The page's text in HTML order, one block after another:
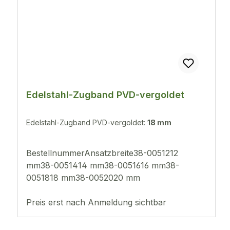
Edelstahl-Zugband PVD-vergoldet
Edelstahl-Zugband PVD-vergoldet: 18 mm
BestellnummerAnsatzbreite38-0051212
mm38-0051414 mm38-0051616 mm38-
0051818 mm38-0052020 mm
Preis erst nach Anmeldung sichtbar